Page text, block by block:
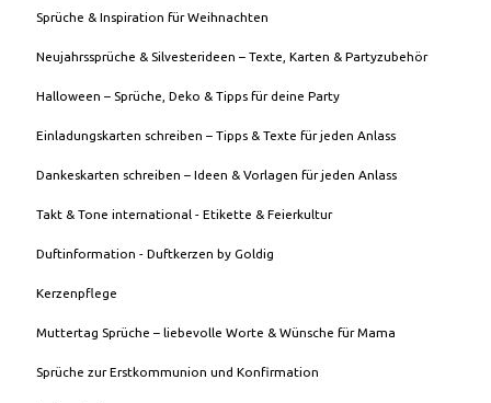
Sprüche & Inspiration für Weihnachten
Neujahrssprüche & Silvesterideen – Texte, Karten & Partyzubehör
Halloween – Sprüche, Deko & Tipps für deine Party
Einladungskarten schreiben – Tipps & Texte für jeden Anlass
Dankeskarten schreiben – Ideen & Vorlagen für jeden Anlass
Takt & Tone international - Etikette & Feierkultur
Duftinformation - Duftkerzen by Goldig
Kerzenpflege
Muttertag Sprüche – liebevolle Worte & Wünsche für Mama
Sprüche zur Erstkommunion und Konfirmation